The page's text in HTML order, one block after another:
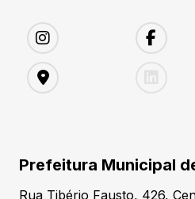
Prefeitura Municipal
Rua Tibério Fausto, 426,